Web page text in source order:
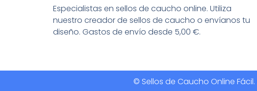
Especialistas en sellos de caucho online. Utiliza
nuestro creador de sellos de caucho o envíanos tu
diseño. Gastos de envío desde 5,00 €.
© Sellos de Caucho Online Fácil.